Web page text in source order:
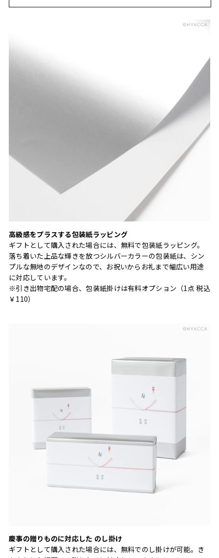
高級感をプラスする包装紙ラッピング
ギフトとして購入された場合には、無料で包装紙ラッピング。
落ち着いた上品な輝きを放つシルバーカラーの包装紙は、シン
プルな無地のデザインなので、お祝いからお礼まで幅広い用途
に対応しています。
※引き出物宅配の場合、包装紙掛けは有料オプション（1点 税込
￥110）
慶事の贈りものに対応した のし掛け
ギフトとして購入された場合には、無料でのし掛けが可能。き